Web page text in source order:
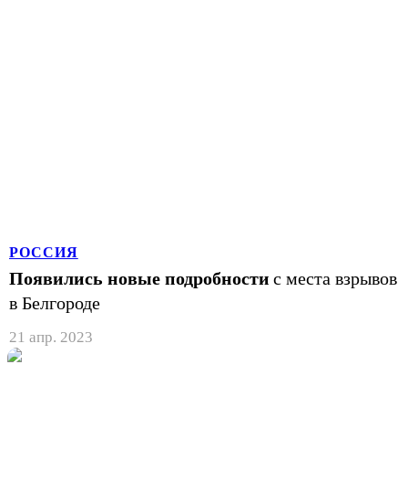
РОССИЯ
Появились новые подробности с места взрывов
в Белгороде
21 апр. 2023